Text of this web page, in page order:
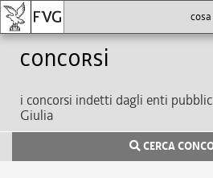
Concorsi
i concorsi indetti dagli enti
Giulia
CERCA